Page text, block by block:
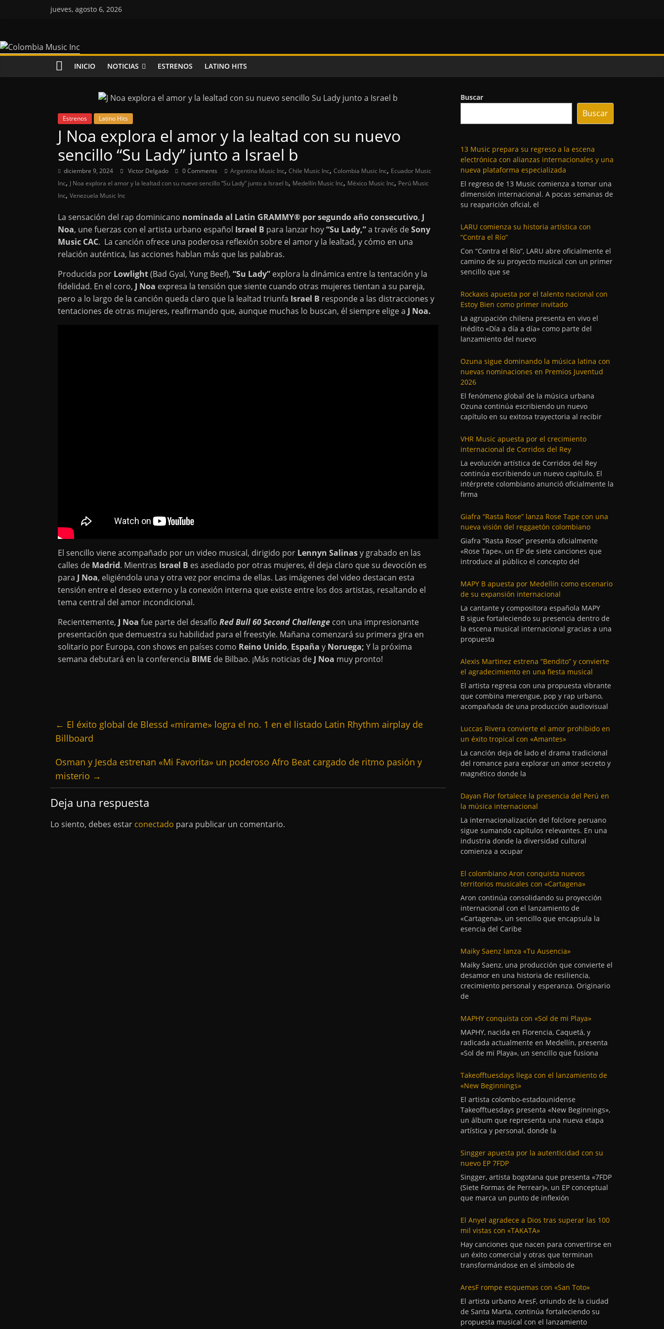
jueves, agosto 6, 2026
Colombia
Music
Colombia
Music
INICIO NOTICIAS ESTRENOS LATINO HITS
Estrenos Latino Hits
J Noa explora el amor y la lealtad con su nuevo
sencillo “Su Lady” junto a Israel b
diciembre 9, 2024 Victor Delgado 0 Comments Argentina Music Inc, Chile Music Inc, Colombia Music Inc, Ecuador Music
Inc, J Noa explora el amor y la lealtad con su nuevo sencillo “Su Lady” junto a Israel b, Medellín Music Inc, México Music Inc, Perú Music
Inc, Venezuela Music Inc
La sensación del rap dominicano nominada al Latin GRAMMY® por segundo año consecutivo, J
Noa, une fuerzas con el artista urbano español Israel B para lanzar hoy“Su Lady,”a través deSony
Music CAC. La canción ofrece una poderosa reflexión sobre el amor y la lealtad, y cómo en una
relación auténtica, las acciones hablan más que las palabras.
Producida por Lowlight(Bad Gyal, Yung Beef), “Su Lady” explora la dinámica entre la tentación y la
fidelidad. En el coro, J Noa expresa la tensión que siente cuando otras mujeres tientan a su pareja,
pero a lo largo de la canción queda claro que la lealtad triunfa Israel B responde a las distracciones y
tentaciones de otras mujeres, reafirmando que, aunque muchas lo buscan, él siempre elige a J Noa.
El sencillo viene acompañado por un video musical, dirigido por Lennyn Salinasy grabado en las
calles de Madrid. Mientras Israel B es asediado por otras mujeres, él deja claro que su devoción es
para J Noa, eligiéndola una y otra vez por encima de ellas. Las imágenes del video destacan esta
tensión entre el deseo externo y la conexión interna que existe entre los dos artistas, resaltando el
tema central del amor incondicional.
Recientemente, J Noa fue parte del desafío Red Bull 60 Second Challenge con una impresionante
presentación que demuestra su habilidad para el freestyle. Mañana comenzará su primera gira en
solitario por Europa, con shows en países como Reino Unido, España y Noruega; Y la próxima
semana debutará en la conferencia BIME de Bilbao. ¡Más noticias de J Noa muy pronto!
← El éxito global de Blessd «mirame» logra el no. 1 en el listado Latin Rhythm airplay de
Billboard
Osman y Jesda estrenan «Mi Favorita» un poderoso Afro Beat cargado de ritmo pasión y
misterio →
Deja una respuesta
Lo siento, debes estar conectado para publicar un comentario.
Buscar
Buscar
13 Music prepara su regreso a la escena
electrónica con alianzas internacionales y una
nueva plataforma especializada
El regreso de 13 Music comienza a tomar una
dimensión internacional. A pocas semanas de
su reaparición oficial, el
LARU comienza su historia artística con
“Contra el Río”
Con “Contra el Río”, LARU abre oficialmente el
camino de su proyecto musical con un primer
sencillo que se
Rockaxis apuesta por el talento nacional con
Estoy Bien como primer invitado
La agrupación chilena presenta en vivo el
inédito «Día a día a día» como parte del
lanzamiento del nuevo
Ozuna sigue dominando la música latina con
nuevas nominaciones en Premios Juventud
2026
El fenómeno global de la música urbana
Ozuna continúa escribiendo un nuevo
capítulo en su exitosa trayectoria al recibir
VHR Music apuesta por el crecimiento
internacional de Corridos del Rey
La evolución artística de Corridos del Rey
continúa escribiendo un nuevo capítulo. El
intérprete colombiano anunció oficialmente la
firma
Giafra “Rasta Rose” lanza Rose Tape con una
nueva visión del reggaetón colombiano
Giafra “Rasta Rose” presenta oficialmente
«Rose Tape», un EP de siete canciones que
introduce al público el concepto del
MAPY B apuesta por Medellín como escenario
de su expansión internacional
La cantante y compositora española MAPY
B sigue fortaleciendo su presencia dentro de
la escena musical internacional gracias a una
propuesta
Alexis Martinez estrena “Bendito” y convierte
el agradecimiento en una fiesta musical
El artista regresa con una propuesta vibrante
que combina merengue, pop y rap urbano,
acompañada de una producción audiovisual
Luccas Rivera convierte el amor prohibido en
un éxito tropical con «Amantes»
La canción deja de lado el drama tradicional
del romance para explorar un amor secreto y
magnético donde la
Dayan Flor fortalece la presencia del Perú en
la música internacional
La internacionalización del folclore peruano
sigue sumando capítulos relevantes. En una
industria donde la diversidad cultural
comienza a ocupar
El colombiano Aron conquista nuevos
territorios musicales con «Cartagena»
Aron continúa consolidando su proyección
internacional con el lanzamiento de
«Cartagena», un sencillo que encapsula la
esencia del Caribe
Maiky Saenz lanza «Tu Ausencia»
Maiky Saenz, una producción que convierte el
desamor en una historia de resiliencia,
crecimiento personal y esperanza. Originario
de
MAPHY conquista con «Sol de mi Playa»
MAPHY, nacida en Florencia, Caquetá, y
radicada actualmente en Medellín, presenta
«Sol de mi Playa», un sencillo que fusiona
Takeofftuesdays llega con el lanzamiento de
«New Beginnings»
El artista colombo-estadounidense
Takeofftuesdays presenta «New Beginnings»,
un álbum que representa una nueva etapa
artística y personal, donde la
Singger apuesta por la autenticidad con su
nuevo EP 7FDP
Singger, artista bogotana que presenta «7FDP
(Siete Formas de Perrear)», un EP conceptual
que marca un punto de inflexión
El Anyel agradece a Dios tras superar las 100
mil vistas con «TAKATA»
Hay canciones que nacen para convertirse en
un éxito comercial y otras que terminan
transformándose en el símbolo de
AresF rompe esquemas con «San Toto»
El artista urbano AresF, oriundo de la ciudad
de Santa Marta, continúa fortaleciendo su
propuesta musical con el lanzamiento